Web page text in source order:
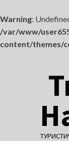
Warning:
/var/www/
content/themes/